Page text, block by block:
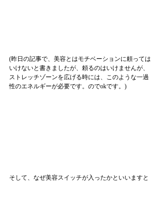
(昨日の記事で、美容とはモチベーションに頼っては
いけないと書きましたが、頼るのはいけませんが、
ストレッチゾーンを広げる時には、このような一過
性のエネルギーが必要です。のでokです。)
そして、なぜ美容スイッチが入ったかといいますと